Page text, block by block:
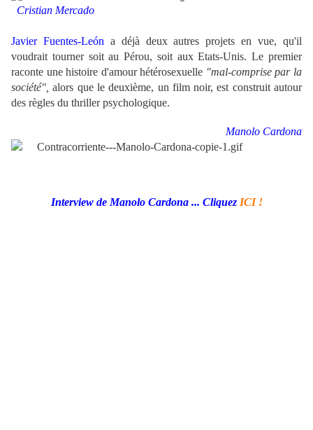
Cristian Mercado
Javier Fuentes-Leóna déjà deux autres projets en vue, qu'il
voudrait tourner soit au Pérou, soit aux Etats-Unis. Le premier
raconte une histoire d'amour hétérosexuelle "mal-comprise par la
société", alors que le deuxième, un film noir, est construit autour
des règles du thriller psychologique.
Manolo Cardona
Interview de Manolo Cardona ... Cliquez ICI !